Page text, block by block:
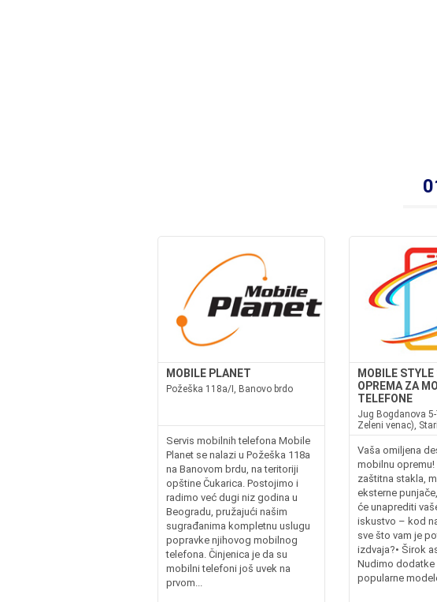
MOBILE PLANET
Požeška 118a/I, Banovo brdo
Servis mobilnih telefona Mobile
Planet se nalazi u Požeška 118a
na Banovom brdu, na teritoriji
opštine Čukarica. Postojimo i
radimo već dugi niz godina u
Beogradu, pružajući našim
sugrađanima kompletnu uslugu
popravke njihovog mobilnog
telefona. Činjenica je da su
mobilni telefoni još uvek na
prvom...
MOBILE STYLE
OPREMA ZA
TELEFONE
Jug Bogdanova
Zeleni venac),
Vaša omiljena
mobilnu
zaštitna stakla,
eksterne
će unaprediti
iskustvo – kod
sve što vam je
izdvaja?• Širok
Nudimo dodatke
popularne